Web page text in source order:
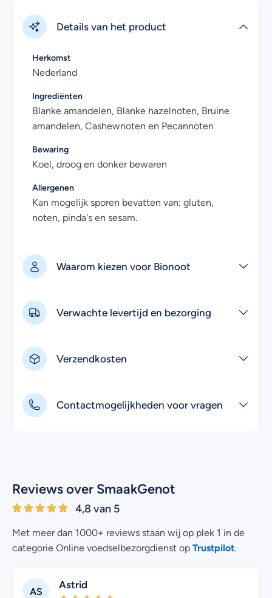
Details van het product
Herkomst
Nederland
Ingrediënten
Blanke amandelen, Blanke hazelnoten, Bruine
amandelen, Cashewnoten en Pecannoten
Bewaring
Koel, droog en donker bewaren
Allergenen
Kan mogelijk sporen bevatten van: gluten,
noten, pinda's en sesam.
Waarom kiezen voor Bionoot
Verwachte levertijd en bezorging
Verzendkosten
Contactmogelijkheden voor vragen
Reviews over SmaakGenot
4,8 van 5
Met meer dan 1000+ reviews staan wij op plek 1 in de
categorie Online voedselbezorgdienst op Trustpilot
AS
Astrid